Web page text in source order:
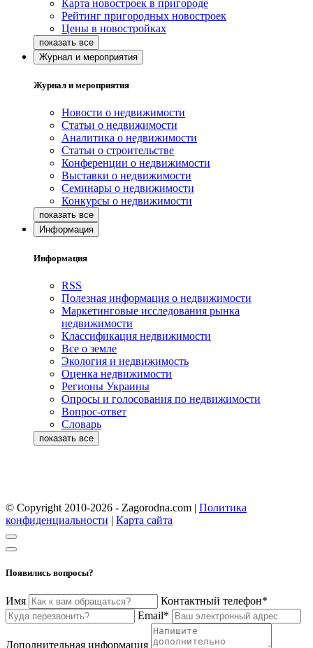
Карта новостроек в пригороде
Рейтинг пригородных новостроек
Цены в новостройках
Журнал и мероприятия
Журнал и мероприятия
Новости о недвижимости
Статьи о недвижимости
Аналитика о недвижимости
Статьи о строительстве
Конференции о недвижимости
Выставки о недвижимости
Семинары о недвижимости
Конкурсы о недвижимости
Информация
Информация
RSS
Полезная информация о недвижимости
Маркетинговые исследования рынка
недвижимости
Классификация недвижимости
Все о земле
Экология и недвижимость
Оценка недвижимости
Регионы Украины
Опросы и голосования по недвижимости
Вопрос-ответ
Словарь
© Copyright 2010-2026 - Zagorodna.com | Политика
конфиденциальности | Карта сайта
Появились вопросы?
Имя
Контактный телефон*
Email*
Дополнительная информация